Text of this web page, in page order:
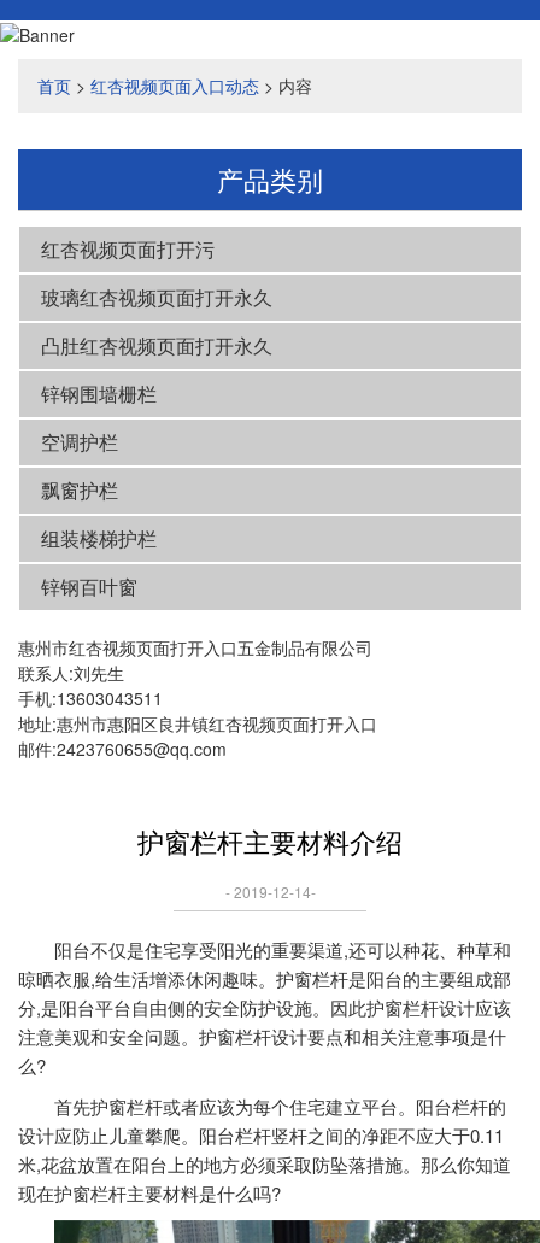
首页 > 红杏视频页面入口动态 > 内容
产品类别
红杏视频页面打开污
玻璃红杏视频页面打开永久
凸肚红杏视频页面打开永久
锌钢围墙栅栏
空调护栏
飘窗护栏
组装楼梯护栏
锌钢百叶窗
惠州市红杏视频页面打开入口五金制品有限公司
联系人:刘先生
手机:13603043511
地址:惠州市惠阳区良井镇红杏视频页面打开入口
邮件:2423760655@qq.com
护窗栏杆主要材料介绍
- 2019-12-14-
阳台不仅是住宅享受阳光的重要渠道,还可以种花、种草和
晾晒衣服,给生活增添休闲趣味。护窗栏杆是阳台的主要组成部
分,是阳台平台自由侧的安全防护设施。因此护窗栏杆设计应该
注意美观和安全问题。护窗栏杆设计要点和相关注意事项是什
么?
首先护窗栏杆或者应该为每个住宅建立平台。阳台栏杆的
设计应防止儿童攀爬。阳台栏杆竖杆之间的净距不应大于0.11
米,花盆放置在阳台上的地方必须采取防坠落措施。那么你知道
现在护窗栏杆主要材料是什么吗?